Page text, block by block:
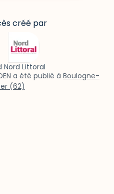
créé par
Nord Littoral
a été publié à Boulogne-
(62)